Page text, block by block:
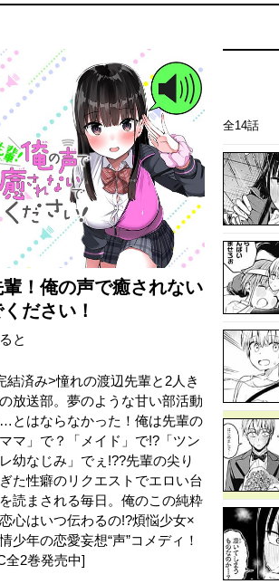
輩！俺の声で癒されない
ださい！
と
結済み>憧れの渡辺先輩と2人き
放送部。夢のような甘い部活動
とはならなかった！俺は先輩の
ママ」で？「メイド」で!?「ツン
幼なじみ」でぇ!??先輩の尖り
た性癖のリクエストでエロい台
読まされる毎日。俺のこの純粋
心はいつ伝わるの!?煩悩少女×
少年の恋愛妄想“声”コメディ！
全2巻発売中]
全14話